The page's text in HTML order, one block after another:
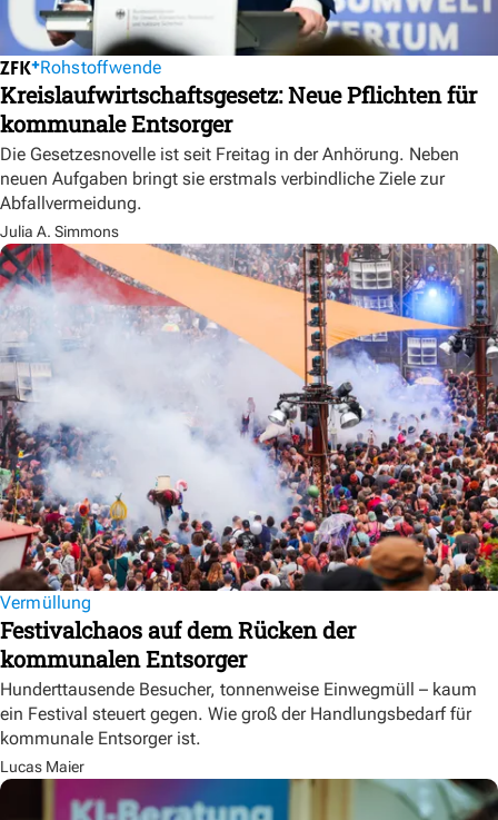
Rohstoffwende
Kreislaufwirtschaftsgesetz: Neue Pflichten für
kommunale Entsorger
Die Gesetzesnovelle ist seit Freitag in der Anhörung. Neben
neuen Aufgaben bringt sie erstmals verbindliche Ziele zur
Abfallvermeidung.
Julia A. Simmons
Vermüllung
Festivalchaos auf dem Rücken der
kommunalen Entsorger
Hunderttausende Besucher, tonnenweise Einwegmüll – kaum
ein Festival steuert gegen. Wie groß der Handlungsbedarf für
kommunale Entsorger ist.
Lucas Maier